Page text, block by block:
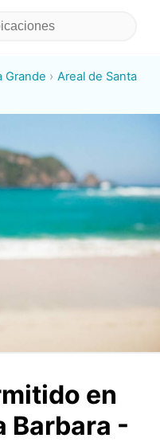
Grande
Areal de Santa
en
Barbara -